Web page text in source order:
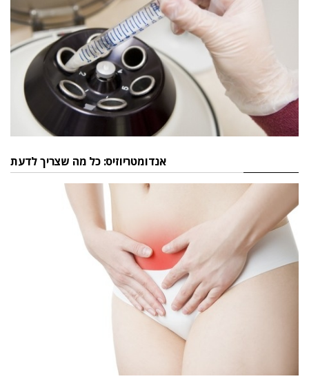
אנדומטריוזיס: כל מה שצריך לדעת